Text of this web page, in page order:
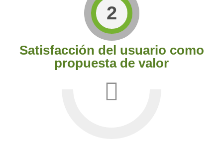
2
Satisfacción del usuario como
propuesta de valor